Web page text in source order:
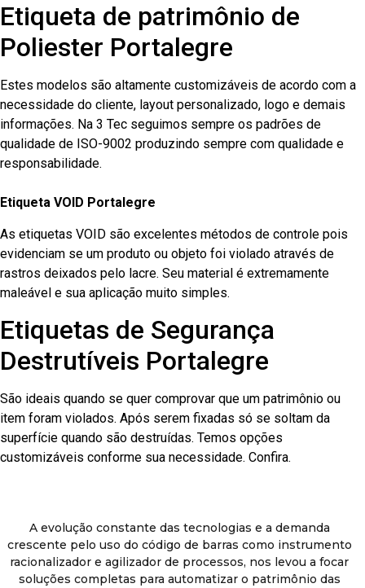
Etiqueta de patrimônio de
Poliester Portalegre
Estes modelos são altamente customizáveis de acordo com a
necessidade do cliente, layout personalizado, logo e demais
informações. Na 3 Tec seguimos sempre os padrões de
qualidade de ISO-9002 produzindo sempre com qualidade e
responsabilidade.
Etiqueta VOID Portalegre
As etiquetas VOID são excelentes métodos de controle pois
evidenciam se um produto ou objeto foi violado através de
rastros deixados pelo lacre. Seu material é extremamente
maleável e sua aplicação muito simples.
Etiquetas de Segurança
Destrutíveis Portalegre
São ideais quando se quer comprovar que um patrimônio ou
item foram violados. Após serem fixadas só se soltam da
superfície quando são destruídas. Temos opções
customizáveis conforme sua necessidade. Confira.
A evolução constante das tecnologias e a demanda
crescente pelo uso do código de barras como instrumento
racionalizador e agilizador de processos, nos levou a focar
soluções completas para automatizar o patrimônio das